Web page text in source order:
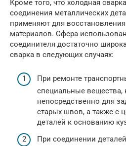
Кроме того, что холодная
соединения металлических
применяют для восстановления
материалов. Сфера
соединителя достаточно
сварка в следующих случаях:
При ремонте
специальные
непосредственно для
старых швов, а также с
деталей к основанию
При соединении